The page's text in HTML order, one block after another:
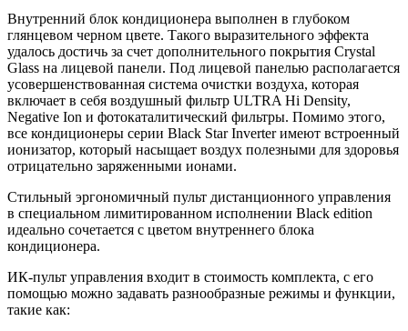
Внутренний блок кондиционера выполнен в глубоком
глянцевом черном цвете. Такого выразительного эффекта
удалось достичь за счет дополнительного покрытия Crystal
Glass на лицевой панели. Под лицевой панелью располагается
усовершенствованная система очистки воздуха, которая
включает в себя воздушный фильтр ULTRA Hi Density,
Negative Ion и фотокаталитический фильтры. Помимо этого,
все кондиционеры серии Black Star Inverter имеют встроенный
ионизатор, который насыщает воздух полезными для здоровья
отрицательно заряженными ионами.
Стильный эргономичный пульт дистанционного управления
в специальном лимитированном исполнении Black edition
идеально сочетается с цветом внутреннего блока
кондиционера.
ИК-пульт управления входит в стоимость комплекта, с его
помощью можно задавать разнообразные режимы и функции,
такие как: